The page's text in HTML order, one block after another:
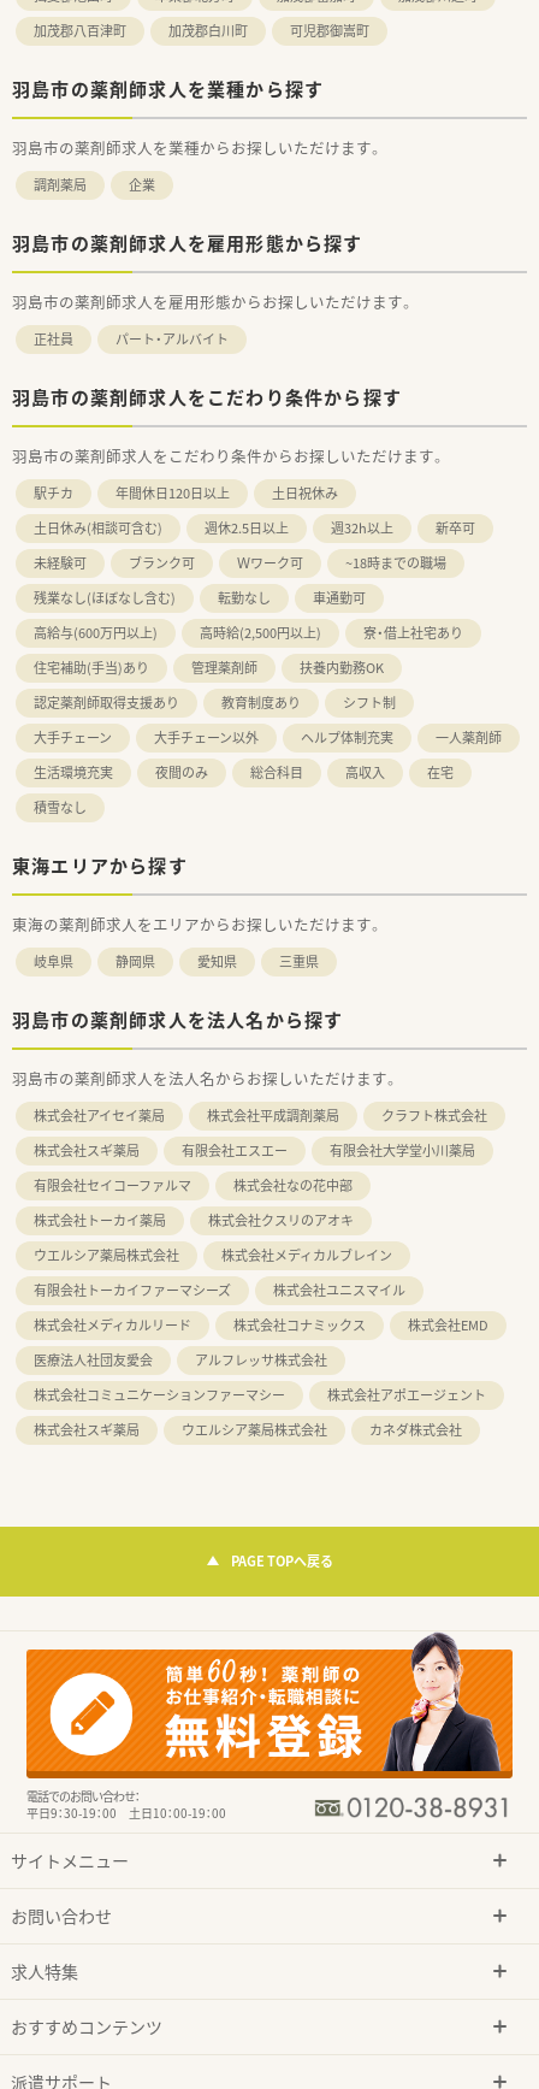
加茂郡八百津町
加茂郡白川町 可児郡御嵩町
羽島市の薬剤師求人を業種から探す
羽島市の薬剤師求人を業種からお探しいただけます。
調剤薬局 企業
羽島市の薬剤師求人を雇用形態から探す
羽島市の薬剤師求人を雇用形態からお探しいただけます。
正社員 パート・アルバイト
羽島市の薬剤師求人をこだわり条件から探す
羽島市の薬剤師求人をこだわり条件からお探しいただけます。
駅チカ 年間休日120日以上
土日祝休み
土日休み(相談可含む)
週休2.5日以上 週32h以上
新卒可
未経験可
ブランク可 Ｗワーク可
~18時までの職場
残業なし(ほぼなし含む)
転勤なし
車通勤可
高給与(600万円以上)
高時給(2,500円以上)
寮・借上社宅あり
住宅補助(手当)あり
管理薬剤師
扶養内勤務OK
認定薬剤師取得支援あり
教育制度あり
シフト制
大手チェーン
大手チェーン以外 ヘルプ体制充実
一人薬剤師
生活環境充実
夜間のみ 総合科目 高収入
在宅
積雪なし
東海エリアから探す
東海の薬剤師求人をエリアからお探しいただけます。
岐阜県 静岡県 愛知県 三重県
羽島市の薬剤師求人を法人名から探す
羽島市の薬剤師求人を法人名からお探しいただけます。
株式会社アイセイ薬局 株式会社平成調剤薬局
クラフト株式会社
株式会社スギ薬局
有限会社エスエー
有限会社大学堂小川薬局
有限会社セイコーファルマ
株式会社なの花中部
株式会社トーカイ薬局
株式会社クスリのアオキ
ウエルシア薬局株式会社
株式会社メディカルブレイン
有限会社トーカイファーマシーズ
株式会社ユニスマイル
株式会社メディカルリード
株式会社コナミックス
株式会社EMD
医療法人社団友愛会
アルフレッサ株式会社
株式会社コミュニケーションファーマシー
株式会社アポエージェント
株式会社スギ薬局
ウエルシア薬局株式会社 カネダ株式会社
PAGE TOPへ戻る
電話でのお問い合わせ：
平日9：30-19：00 土日10：00-19：00
サイトメニュー
お問い合わせ
求人特集
おすすめコンテンツ
派遣サポート